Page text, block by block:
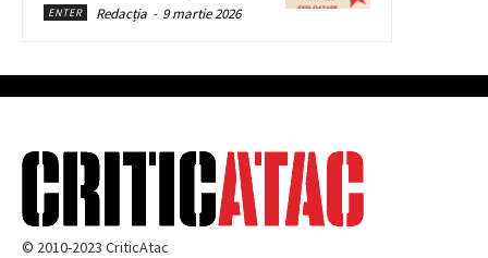
ENTER Redacția - 9 martie 2026
© 2010-2023 CriticAtac